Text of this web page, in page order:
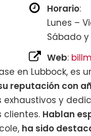
Horario:
Lunes –
Sábado
Web:
en Lubbock,
reputación con
y
clientes. Hablan
ha sido